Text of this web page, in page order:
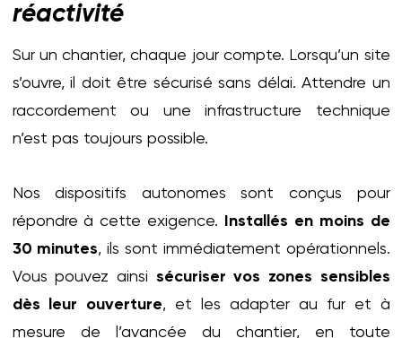
réactivité
Sur un chantier, chaque jour compte. Lorsqu’un site
s’ouvre, il doit être sécurisé sans délai. Attendre un
raccordement ou une infrastructure technique
n’est pas toujours possible.
Nos dispositifs autonomes sont conçus pour
répondre à cette exigence.
Installés en moins de
30 minutes, ils sont immédiatement opérationnels.
Vous pouvez ainsi sécuriser vos zones sensibles
dès leur ouverture, et les adapter au fur et à
mesure de l’avancée du chantier, en toute